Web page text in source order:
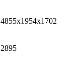
4855х1954х1702
2895